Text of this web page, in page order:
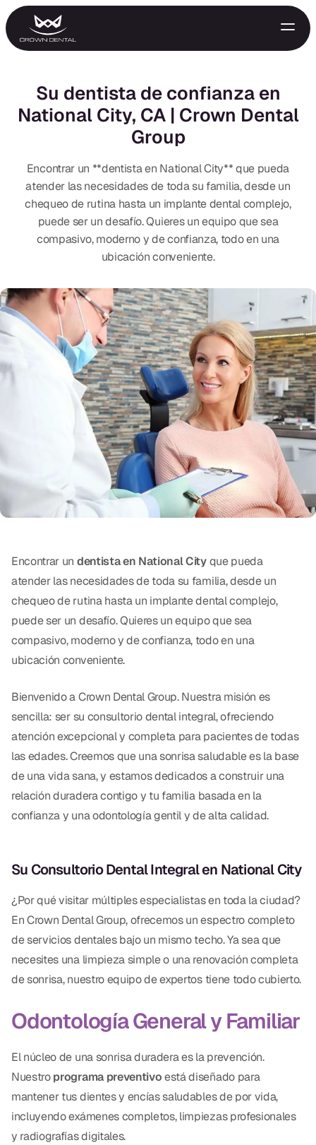
GENERAL
Tratamiento de Emergencia
Protectores Nocturnos
Exámenes Orales
Tratamiento Periodontal
Programa Preventivo
Tratamiento de Conducto
Protectores Bucales Deportivos
RESTAURATIVO
All-on-4
Coronas y Fundas
Puentes Dentales
Empastes Dentales
Dentaduras
Implantes Dentales
Implantes el Mismo Día
TECNOLOGÍA
CBCT
Radiografía Digital
ORTODONCIA
Invisalign
Ortodoncia
Su dentista de confianza en
National City, CA | Crown Dental
Group
Encontrar un **dentista en National City** que pueda
atender las necesidades de toda su familia, desde un
chequeo de rutina hasta un implante dental complejo,
puede ser un desafío. Quieres un equipo que sea
compasivo, moderno y de confianza, todo en una
ubicación conveniente.
Encontrar un dentista en National Cityque pueda
atender las necesidades de toda su familia, desde un
chequeo de rutina hasta un implante dental complejo,
puede ser un desafío. Quieres un equipo que sea
compasivo, moderno y de confianza, todo en una
ubicación conveniente.
Bienvenido a Crown Dental Group. Nuestra misión es
sencilla: ser su consultorio dental integral, ofreciendo
atención excepcional y completa para pacientes de todas
las edades. Creemos que una sonrisa saludable es la base
de una vida sana, y estamos dedicados a construir una
relación duradera contigo y tu familia basada en la
confianza y una odontología gentil y de alta calidad.
Su Consultorio Dental Integral en National City
¿Por qué visitar múltiples especialistas en toda la ciudad?
En Crown Dental Group, ofrecemos un espectro completo
de servicios dentales bajo un mismo techo. Ya sea que
necesites una limpieza simple o una renovación completa
de sonrisa, nuestro equipo de expertos tiene todo cubierto.
Odontología General y Familiar
El núcleo de una sonrisa duradera es la prevención.
Nuestroprograma preventivoestá diseñado para
mantener tus dientes y encías saludables de por vida,
incluyendo exámenes completos, limpiezas profesionales
y radiografías digitales.